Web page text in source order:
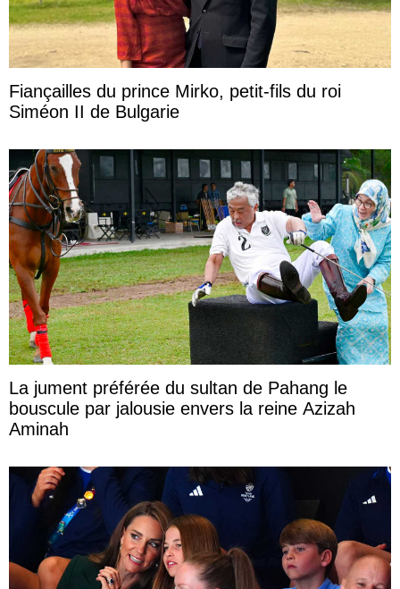
Fiançailles du prince Mirko, petit-fils du roi
Siméon II de Bulgarie
La jument préférée du sultan de Pahang le
bouscule par jalousie envers la reine Azizah
Aminah